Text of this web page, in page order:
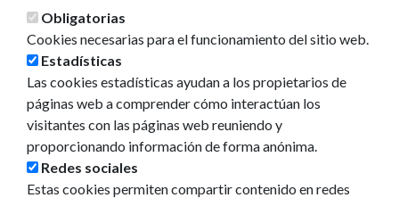
Seguridad ciudadana y convivencia
Servicios sociales
Me
interesa...
Obligatorias
Cookies necesarias para el funcionamiento del sitio web.
Estadísticas
Las cookies estadísticas ayudan a los propietarios de
páginas web a comprender cómo interactúan los
visitantes con las páginas web reuniendo y
proporcionando información de forma anónima.
Redes sociales
Estas cookies permiten compartir contenido en redes